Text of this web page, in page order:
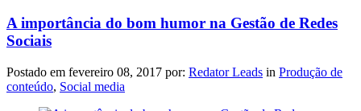
A importância do bom humor na Gestão de Redes
Sociais
Postado em fevereiro 08, 2017 por: Redator Leads in Produção de
conteúdo, Social media